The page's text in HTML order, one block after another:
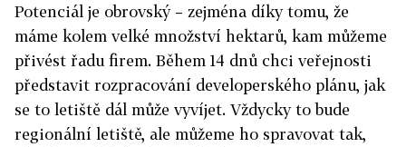
Potenciál je obrovský – zejména díky tomu, že
máme kolem velké množství hektarů, kam můžeme
přivést řadu firem. Během 14 dnů chci veřejnosti
představit rozpracování developerského plánu, jak
se to letiště dál může vyvíjet. Vždycky to bude
regionální letiště, ale můžeme ho spravovat tak,